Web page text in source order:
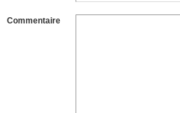
Commentaire